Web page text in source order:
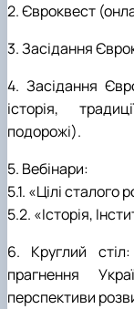
2. Євроквест
3. Засідання
4. Засідання
історія,
подорожі).
5. Вебінари:
5.1. «Цілі сталого
5.2. «Історія,
6. Круглий стіл:
прагнення
перспективи